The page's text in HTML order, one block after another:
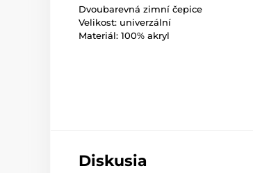
Dvoubarevná zimní čepice
Velikost: univerzální
Materiál: 100% akryl
Diskusia